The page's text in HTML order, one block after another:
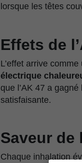
lorsque les têtes
Effets de
L’effet arrive
électrique
que l’AK 47 a
satisfaisante.
Saveur de
Chaque inhalation